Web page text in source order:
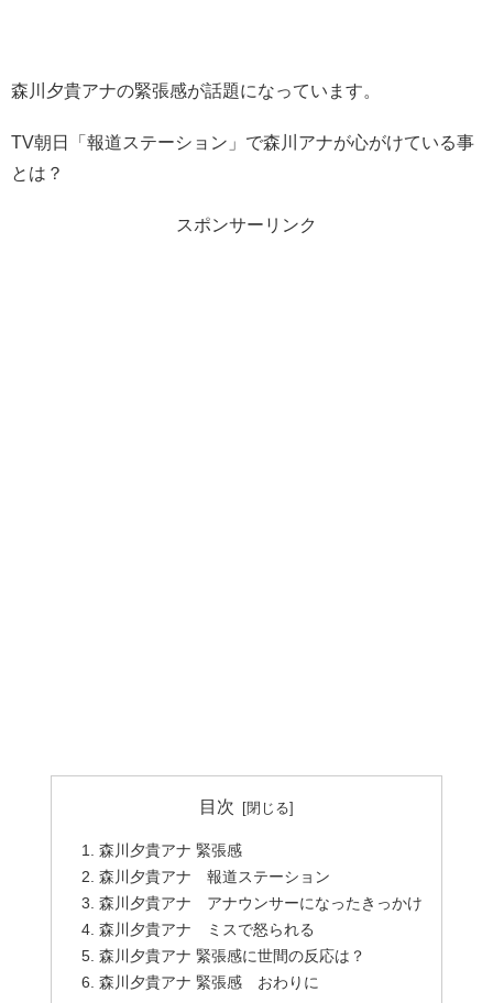
森川夕貴アナの緊張感が話題になっています。
TV朝日「報道ステーション」で森川アナが心がけている事
とは？
スポンサーリンク
目次
森川夕貴アナ 緊張感
森川夕貴アナ 報道ステーション
森川夕貴アナ アナウンサーになったきっかけ
森川夕貴アナ ミスで怒られる
森川夕貴アナ 緊張感に世間の反応は？
森川夕貴アナ 緊張感 おわりに